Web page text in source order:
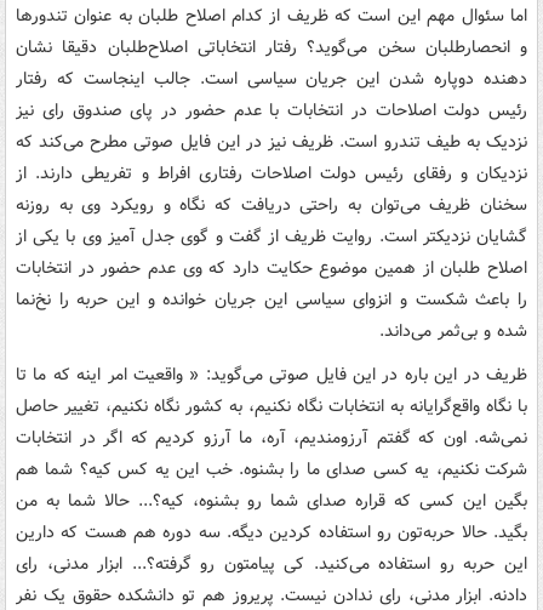
اما سئوال مهم این است که ظریف از کدام اصلاح طلبان به عنوان تندورها
و انحصارطلبان سخن می‌گوید؟ رفتار انتخاباتی اصلاح‌طلبان دقیقا نشان
دهنده دوپاره شدن این جریان سیاسی است. جالب اینجاست که رفتار
رئیس دولت اصلاحات در انتخابات با عدم حضور در پای صندوق رای نیز
نزدیک به طیف تندرو است. ظریف نیز در این فایل صوتی مطرح می‌کند که
نزدیکان و رفقای رئیس دولت اصلاحات رفتاری افراط و تفریطی دارند. از
سخنان ظریف می‌توان به راحتی دریافت که نگاه و رویکرد وی به روزنه
گشایان نزدیکتر است. روایت ظریف از گفت و گوی جدل آمیز وی با یکی از
اصلاح طلبان از همین موضوع حکایت دارد که وی عدم حضور در انتخابات
را باعث شکست و انزوای سیاسی این جریان خوانده و این حربه را نخ‌نما
شده و بی‌ثمر می‌داند.
ظریف در این باره در این فایل صوتی می‌گوید: « واقعیت امر اینه که ما تا
با نگاه واقع‌گرایانه به انتخابات نگاه نکنیم، به کشور نگاه نکنیم، تغییر حاصل
نمی‌شه. اون که گفتم آرزومندیم، آره، ما آرزو کردیم که اگر در انتخابات
شرکت نکنیم، یه کسی صدای ما را بشنوه. خب این یه کس کیه؟ شما هم
بگین این کسی که قراره صدای شما رو بشنوه، کیه؟... حالا شما به من
بگید. حالا حربه‌تون رو استفاده کردین دیگه. سه دوره هم هست که دارین
این حربه رو استفاده می‌کنید. کی پیامتون رو گرفته؟... ابزار مدنی، رای
دادنه. ابزار مدنی، رای ندادن نیست. پریروز هم تو دانشکده حقوق یک نفر